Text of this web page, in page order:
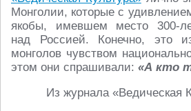
Монголии, которые с
якобы, имевшем место 300-
над Россией. Конечно, это
монголов чувством
этом они спрашивали: «А кто
Из журнала «Ведическая